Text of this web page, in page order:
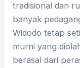
tradisional dan
banyak
Widodo tetap
murni yang
berasal dari